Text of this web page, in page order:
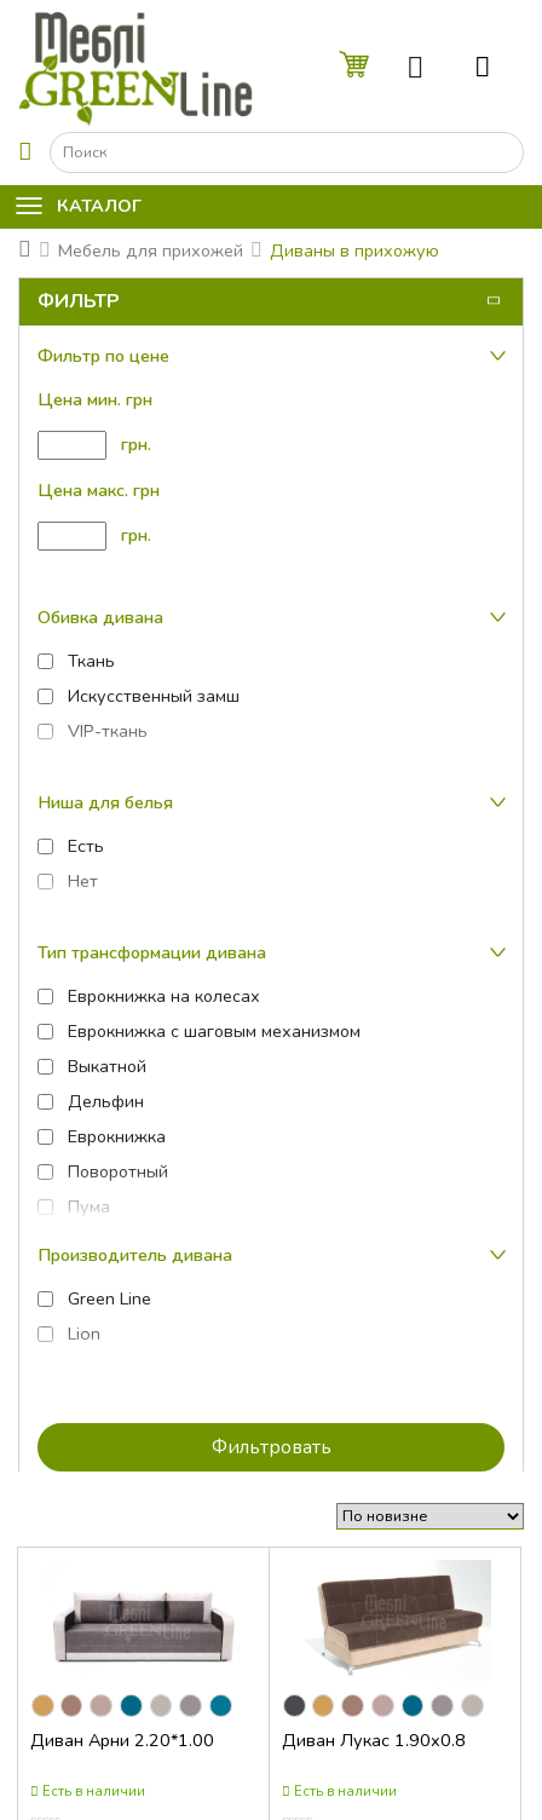
☰
КАТАЛОГ
Мебель для прихожей
Диваны в прихожую
ФИЛЬТР
Фильтр по цене
Цена мин. грн
грн.
Цена макс. грн
грн.
Обивка дивана
Ткань
Искусственный замш
VIP-ткань
Ниша для белья
Есть
Нет
Тип трансформации дивана
Еврокнижка на колесах
Еврокнижка с шаговым механизмом
Выкатной
Дельфин
Еврокнижка
Поворотный
Пума
Производитель дивана
Green Line
Lion
Диван Арни 2.20*1.00
Есть в наличии
Диван Лукас 1.90х0.8
Есть в наличии